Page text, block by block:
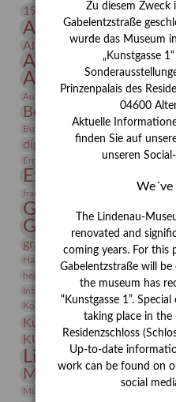
19. Jahrhundert 20.
Altenburg
Altenburger Praxisjahr
Antike Architektur
Ausstellung
Ausstellung
Ausstellung „Vier Winde“
Bernhard August von
Burg Posterstein Conrad
digitallabor Entartete
Erdmann Julius Dietrich
Expressionismus
frauen Frauen in der Antike
Gerhard-
Gerhard
grafische sammlung
Hanns-Conon von der Gabelentz
herman de vries
Insekten
Integriertes Schädlingsmanagement
Kolosseum
Kunstmuseum
KUNSTWAND
Lindenau-Museum
Museumsgeschichte
Museumspädagogik
Zu diesem Zweck
Gabelentzstraße
wurde das Museum
„Kunstgasse
Prinzenpalais des
04600
Aktuelle
finden Sie auf
unseren
The Lindenau-
renovated and
coming years. For this
Gabelentzstraße will
the museum has
“Kunstgasse 1”.
taking place in the
Residenzschloss
Up-to-date
work can be found on
social